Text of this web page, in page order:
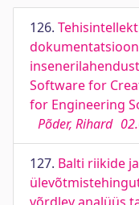
126.
Software for
for Engineering
Põder, Rihard
127. Balti riikide